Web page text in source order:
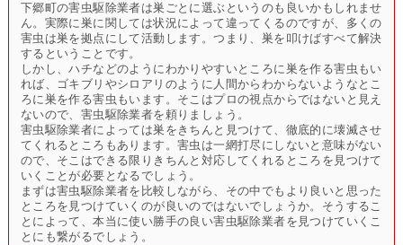
下郷町の害虫駆除業者は巣ごとに選ぶというのも良いかもしれませ
ん。実際に巣に関しては状況によって違ってくるのですが、多くの
害虫は巣を拠点にして活動します。つまり、巣を叩けばすべて解決
するということです。
しかし、ハチなどのようにわかりやすいところに巣を作る害虫もい
れば、ゴキブリやシロアリのように人間からわからないようなとこ
ろに巣を作る害虫もいます。そこはプロの視点からではないと見え
ないので、害虫駆除業者を頼りましょう。
害虫駆除業者によっては巣をきちんと見つけて、徹底的に壊滅させ
てくれるところもあります。害虫は一網打尽にしないと意味がない
ので、そこはできる限りきちんと対応してくれるところを見つけて
いくことが必要となるでしょう。
まずは害虫駆除業者を比較しながら、その中でもより良いと思った
ところを見つけていくのが良いのではないでしょうか。そうするこ
とによって、本当に使い勝手の良い害虫駆除業者を見つけていくこ
とにも繋がるでしょう。